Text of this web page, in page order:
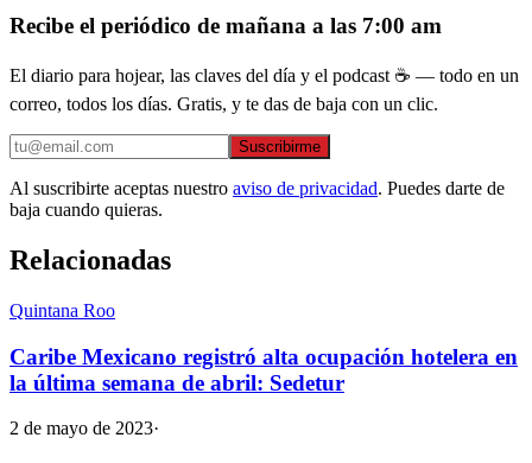
Recibe el periódico de mañana a las 7:00 am
El diario para hojear, las claves del día y el podcast ☕ — todo en un
correo, todos los días. Gratis, y te das de baja con un clic.
Suscribirme
Al suscribirte aceptas nuestro aviso de privacidad. Puedes darte de
baja cuando quieras.
Relacionadas
Quintana Roo
Caribe Mexicano registró alta ocupación hotelera en
la última semana de abril: Sedetur
2 de mayo de 2023·